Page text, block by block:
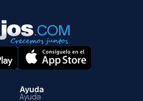
Ayuda
Ayuda